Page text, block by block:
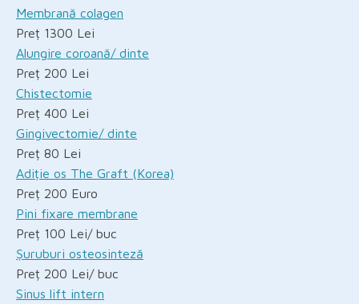
Membrană colagen
Preț 1300 Lei
Alungire coroană/ dinte
Preț 200 Lei
Chistectomie
Preț 400 Lei
Gingivectomie/ dinte
Preț 80 Lei
Adiție os The Graft (Korea)
Preț 200 Euro
Pini fixare membrane
Preț 100 Lei/ buc
Șuruburi osteosinteză
Preț 200 Lei/ buc
Sinus lift intern